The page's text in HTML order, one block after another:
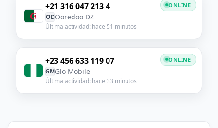
+21 316 047 213 4
ODOoredoo DZ
Última actividad: hace 51 minutos
ONLINE
+23 456 633 119 07
GMGlo Mobile
Última actividad: hace 33 minutos
ONLINE